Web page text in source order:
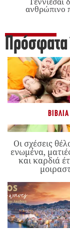
ανθρώπινο
ΒΙΒΛΊΑ
Οι σχέσεις
ενωμένα,
και καρδιά